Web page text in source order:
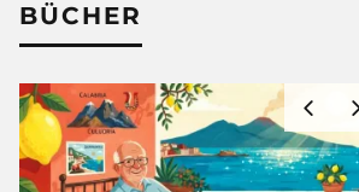
BÜCHER